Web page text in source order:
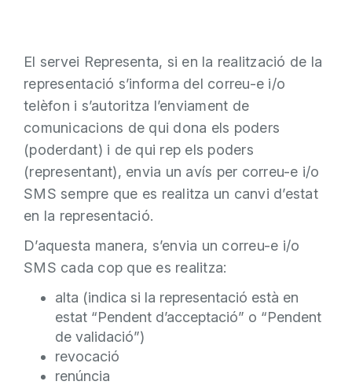
El servei Representa, si en la realització de la
representació s’informa del correu-e i/o
telèfon i s’autoritza l’enviament de
comunicacions de qui dona els poders
(poderdant) i de qui rep els poders
(representant), envia un avís per correu-e i/o
SMS sempre que es realitza un canvi d’estat
en la representació.
D’aquesta manera, s’envia un correu-e i/o
SMS cada cop que es realitza:
alta (indica si la representació està en
estat “Pendent d’acceptació” o “Pendent
de validació”)
revocació
renúncia